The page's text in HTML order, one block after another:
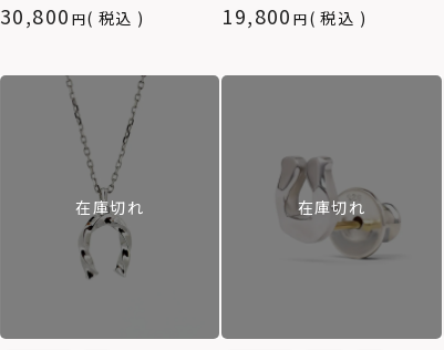
30,800 税込 19,800 税込
在庫切れ 在庫切れ